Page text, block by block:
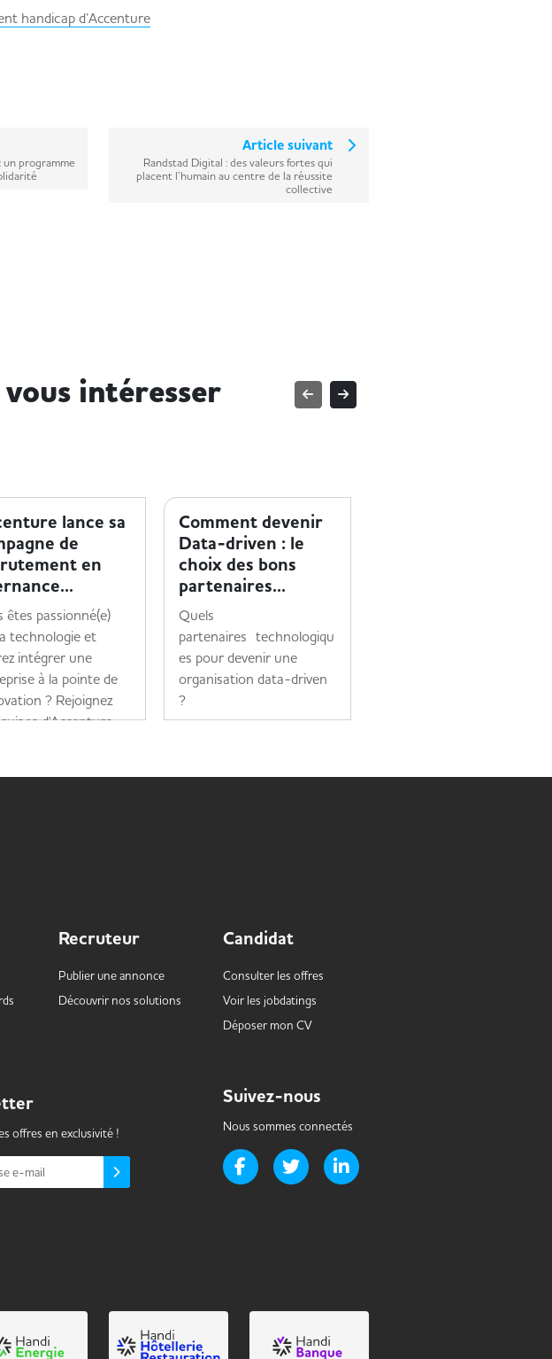
handicap d’Accenture
un programme
Article suivant
Randstad Digital : des valeurs fortes qui
placent l’humain au centre de la réussite
collective
intéresser
lance sa
de
en
êtes passionné(e)
technologie et
intégrer une
à la pointe de
? Rejoignez
d'Accenture...
Comment devenir
Data-driven : le
choix des bons
partenaires...
Quels
partenaires technologiqu
es pour devenir une
organisation data-driven
?
Recruteur
Publier une annonce
Découvrir nos solutions
Candidat
Consulter les offres
Voir les jobdatings
Déposer mon CV
offres en exclusivité !
e-mail
Suivez-nous
Nous sommes connectés
Page Facebook de Handi-it
Page Twitter de Handi-it